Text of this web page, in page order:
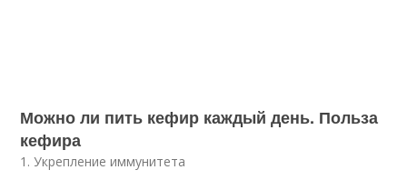
Можно ли пить кефир каждый день. Польза
кефира
1. Укрепление иммунитета